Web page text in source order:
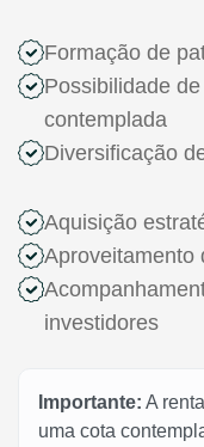
Formação de
Possibilidade
contemplada
Diversificação
Aquisição
Aproveitamento
investidores
Importante: A
uma cota